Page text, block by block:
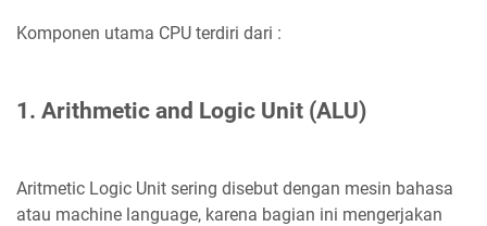
Komponen utama CPU terdiri dari :
1. Arithmetic and Logic Unit (ALU)
Aritmetic Logic Unit sering disebut dengan mesin bahasa
atau machine language, karena bagian ini mengerjakan